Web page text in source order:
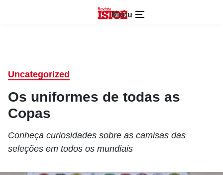
Menu
Uncategorized
Os uniformes de todas as
Copas
Conheça curiosidades sobre as camisas das
seleções em todos os mundiais